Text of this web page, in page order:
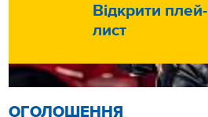
Відкрити плей-
лист
ОГОЛОШЕННЯ